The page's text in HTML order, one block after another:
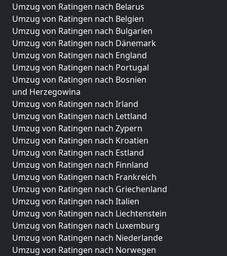
Umzug von Ratingen nach Belarus
Umzug von Ratingen nach Belgien
Umzug von Ratingen nach Bulgarien
Umzug von Ratingen nach Dänemark
Umzug von Ratingen nach England
Umzug von Ratingen nach Portugal
Umzug von Ratingen nach Bosnien
und Herzegowina
Umzug von Ratingen nach Irland
Umzug von Ratingen nach Lettland
Umzug von Ratingen nach Zypern
Umzug von Ratingen nach Kroatien
Umzug von Ratingen nach Estland
Umzug von Ratingen nach Finnland
Umzug von Ratingen nach Frankreich
Umzug von Ratingen nach Griechenland
Umzug von Ratingen nach Italien
Umzug von Ratingen nach Liechtenstein
Umzug von Ratingen nach Luxemburg
Umzug von Ratingen nach Niederlande
Umzug von Ratingen nach Norwegen